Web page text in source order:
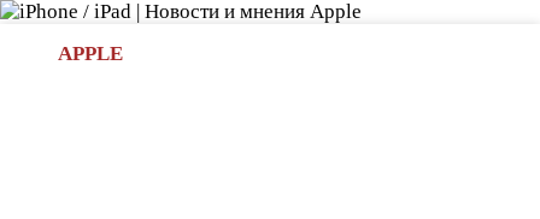
APPLE